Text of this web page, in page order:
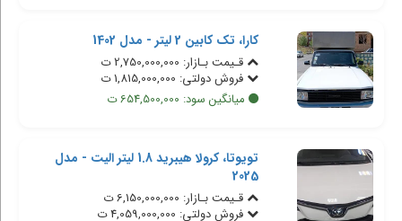
کارا، تک کابین 2 لیتر - مدل 1402
قـیمت بـازار: 2,750,000,000 ت
فروش دولتی: 1,815,000,000 ت
میانگین سود: 654,500,000 ت
تویوتا، کرولا هیبرید 1.8 لیتر الیت - مدل
2025
قـیمت بـازار: 6,150,000,000 ت
فروش دولتی: 4,059,000,000 ت